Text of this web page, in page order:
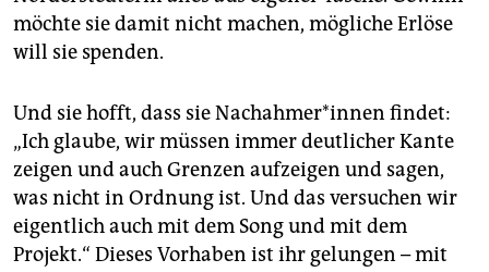
möchte sie damit nicht machen, mögliche Erlöse
will sie spenden.
Und sie hofft, dass sie Nach­­­ah­me­r*in­nen findet:
„Ich glaube, wir müssen immer deutlicher Kante
zeigen und auch Grenzen aufzeigen und sagen,
was nicht in Ordnung ist. Und das versuchen wir
eigentlich auch mit dem Song und mit dem
Projekt.“ Dieses Vorhaben ist ihr gelungen – mit